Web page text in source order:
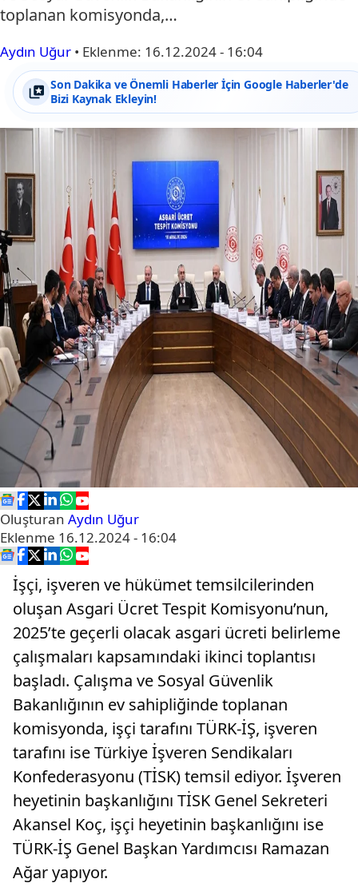
toplanan komisyonda,…
Aydın Uğur • Eklenme: 16.12.2024 - 16:04
Son Dakika ve Önemli Haberler İçin Google Haberler'de
Bizi Kaynak Ekleyin!
Oluşturan Aydın Uğur
Eklenme 16.12.2024 - 16:04
İşçi, işveren ve hükümet temsilcilerinden
oluşan Asgari Ücret Tespit Komisyonu’nun,
2025’te geçerli olacak asgari ücreti belirleme
çalışmaları kapsamındaki ikinci toplantısı
başladı. Çalışma ve Sosyal Güvenlik
Bakanlığının ev sahipliğinde toplanan
komisyonda, işçi tarafını TÜRK-İŞ, işveren
tarafını ise Türkiye İşveren Sendikaları
Konfederasyonu (TİSK) temsil ediyor. İşveren
heyetinin başkanlığını TİSK Genel Sekreteri
Akansel Koç, işçi heyetinin başkanlığını ise
TÜRK-İŞ Genel Başkan Yardımcısı Ramazan
Ağar yapıyor.